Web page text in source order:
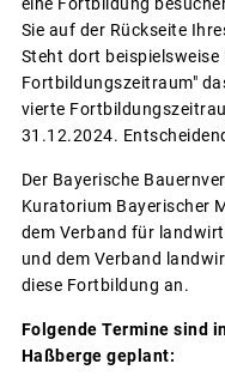
Sie auf der Rückseite
Steht dort beispielsweise
Fortbildungszeitraum"
vierte
31.12.2024.
Der Bayerische
Kuratorium Bayerischer
dem Verband für
und dem Verband
diese Fortbildung an.
Folgende Termine sind
Haßberge geplant: